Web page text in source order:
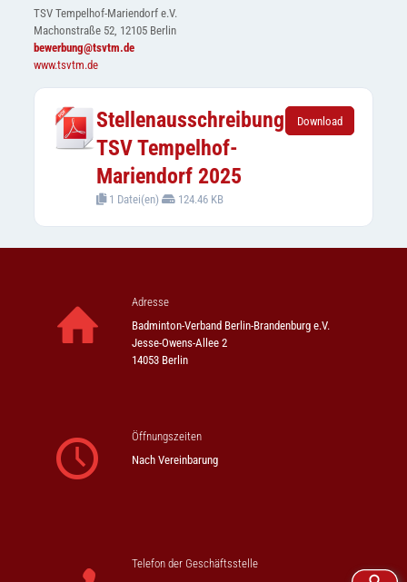
TSV Tempelhof-Mariendorf e.V.
Machonstraße 52, 12105 Berlin
bewerbung@tsvtm.de
www.tsvtm.de
Stellenausschreibung
TSV Tempelhof-
Mariendorf 2025
1 Datei(en) 124.46 KB
Download
Adresse
Badminton-Verband Berlin-Brandenburg e.V.
Jesse-Owens-Allee 2
14053 Berlin
Öffnungszeiten
Nach Vereinbarung
Telefon der Geschäftsstelle